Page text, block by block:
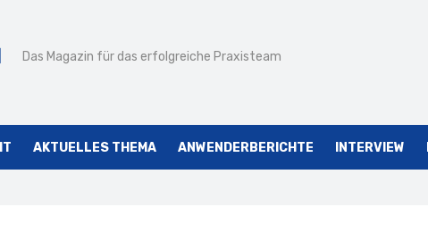
Das Magazin für das erfolgreiche Praxisteam
AKTUELLES THEMA ANWENDERBERICHTE INTERVIEW